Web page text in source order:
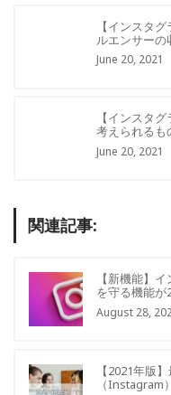
【インスタ
ルエンサーの
June 20, 2021
【インスタ
考えられるも
June 20, 2021
関連記事:
【新機能】
を守る機能が
August 28,
【2021年版
（Instagram